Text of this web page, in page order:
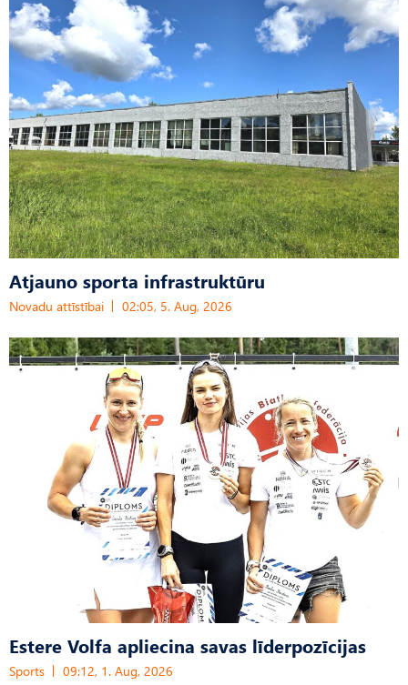
Atjauno sporta infrastruktūru
Novadu attīstībai 02:05, 5. Aug, 2026
Estere Volfa apliecina savas līderpozīcijas
Sports 09:12, 1. Aug, 2026